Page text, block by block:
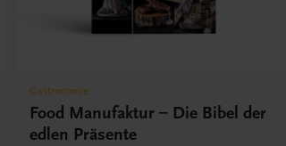
Gastronomie
Food Manufaktur – Die Bibel der
edlen Präsente